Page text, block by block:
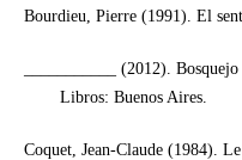
Bourdieu, Pierre (1991). El
___________ (2012).
Libros: Buenos Aires.
Coquet, Jean-Claude (1984).